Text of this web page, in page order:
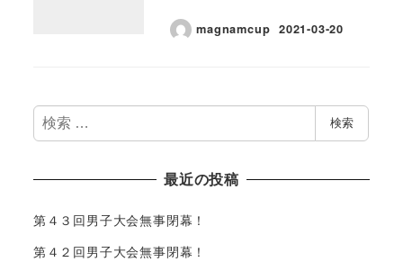
magnamcup 2021-03-20
検
索
検索
最近の投稿
第４３回男子大会無事閉幕！
第４２回男子大会無事閉幕！